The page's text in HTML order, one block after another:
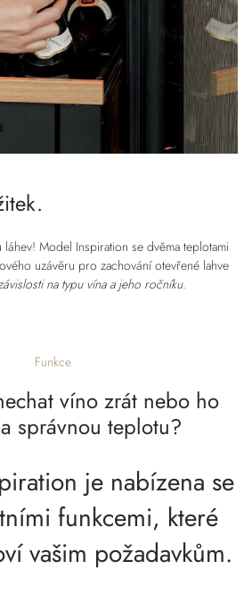
Model Inspiration se dvěma teplotami
uzávěru pro zachování otevřené lahve
na typu vína a jeho ročníku.
Funkce
víno zrát nebo ho
správnou teplotu?
je nabízena se
funkcemi, které
vašim požadavkům.